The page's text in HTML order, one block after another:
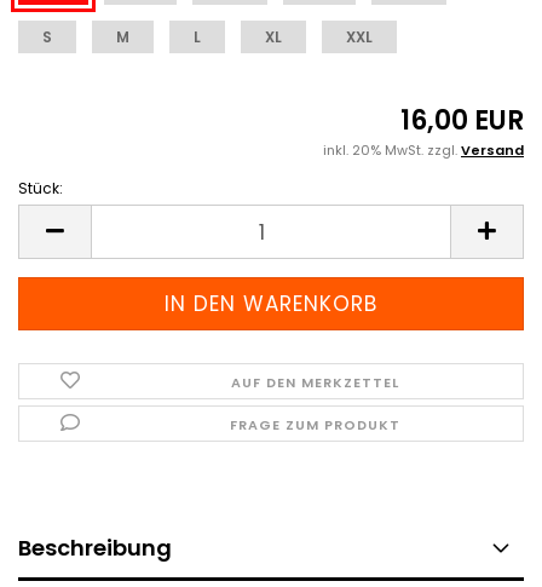
S M L XL XXL
16,00 EUR
inkl. 20% MwSt. zzgl.Versand
Stück:
AUF DEN MERKZETTEL
FRAGE ZUM PRODUKT
Beschreibung